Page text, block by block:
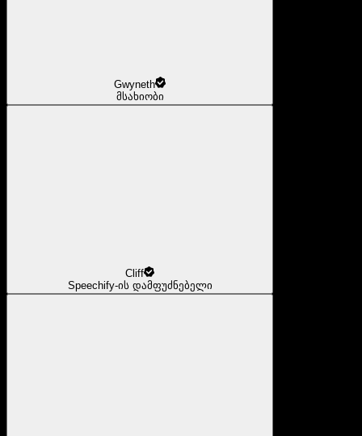
Gwyneth
მსახიობი
Cliff
Speechify-ის დამფუძნებელი